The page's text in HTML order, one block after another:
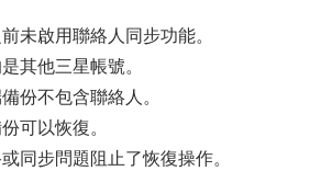
未啟用聯絡人同步功能。
其他三星帳號。
份不包含聯絡人。
可以恢復。
同步問題阻止了恢復操作。